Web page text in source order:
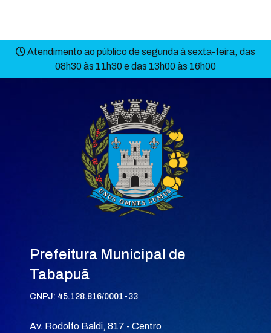
Atendimento ao público de segunda à sexta-feira, das
08h30 às 11h30 e das 13h00 às 16h00
Prefeitura Municipal de
Tabapuã
CNPJ: 45.128.816/0001-33
Av. Rodolfo Baldi, 817 - Centro